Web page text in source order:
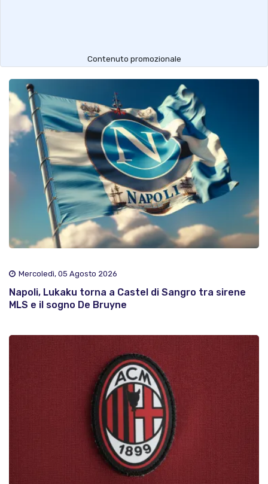
Contenuto promozionale
Mercoledì, 05 Agosto 2026
Napoli, Lukaku torna a Castel di Sangro tra sirene
MLS e il sogno De Bruyne